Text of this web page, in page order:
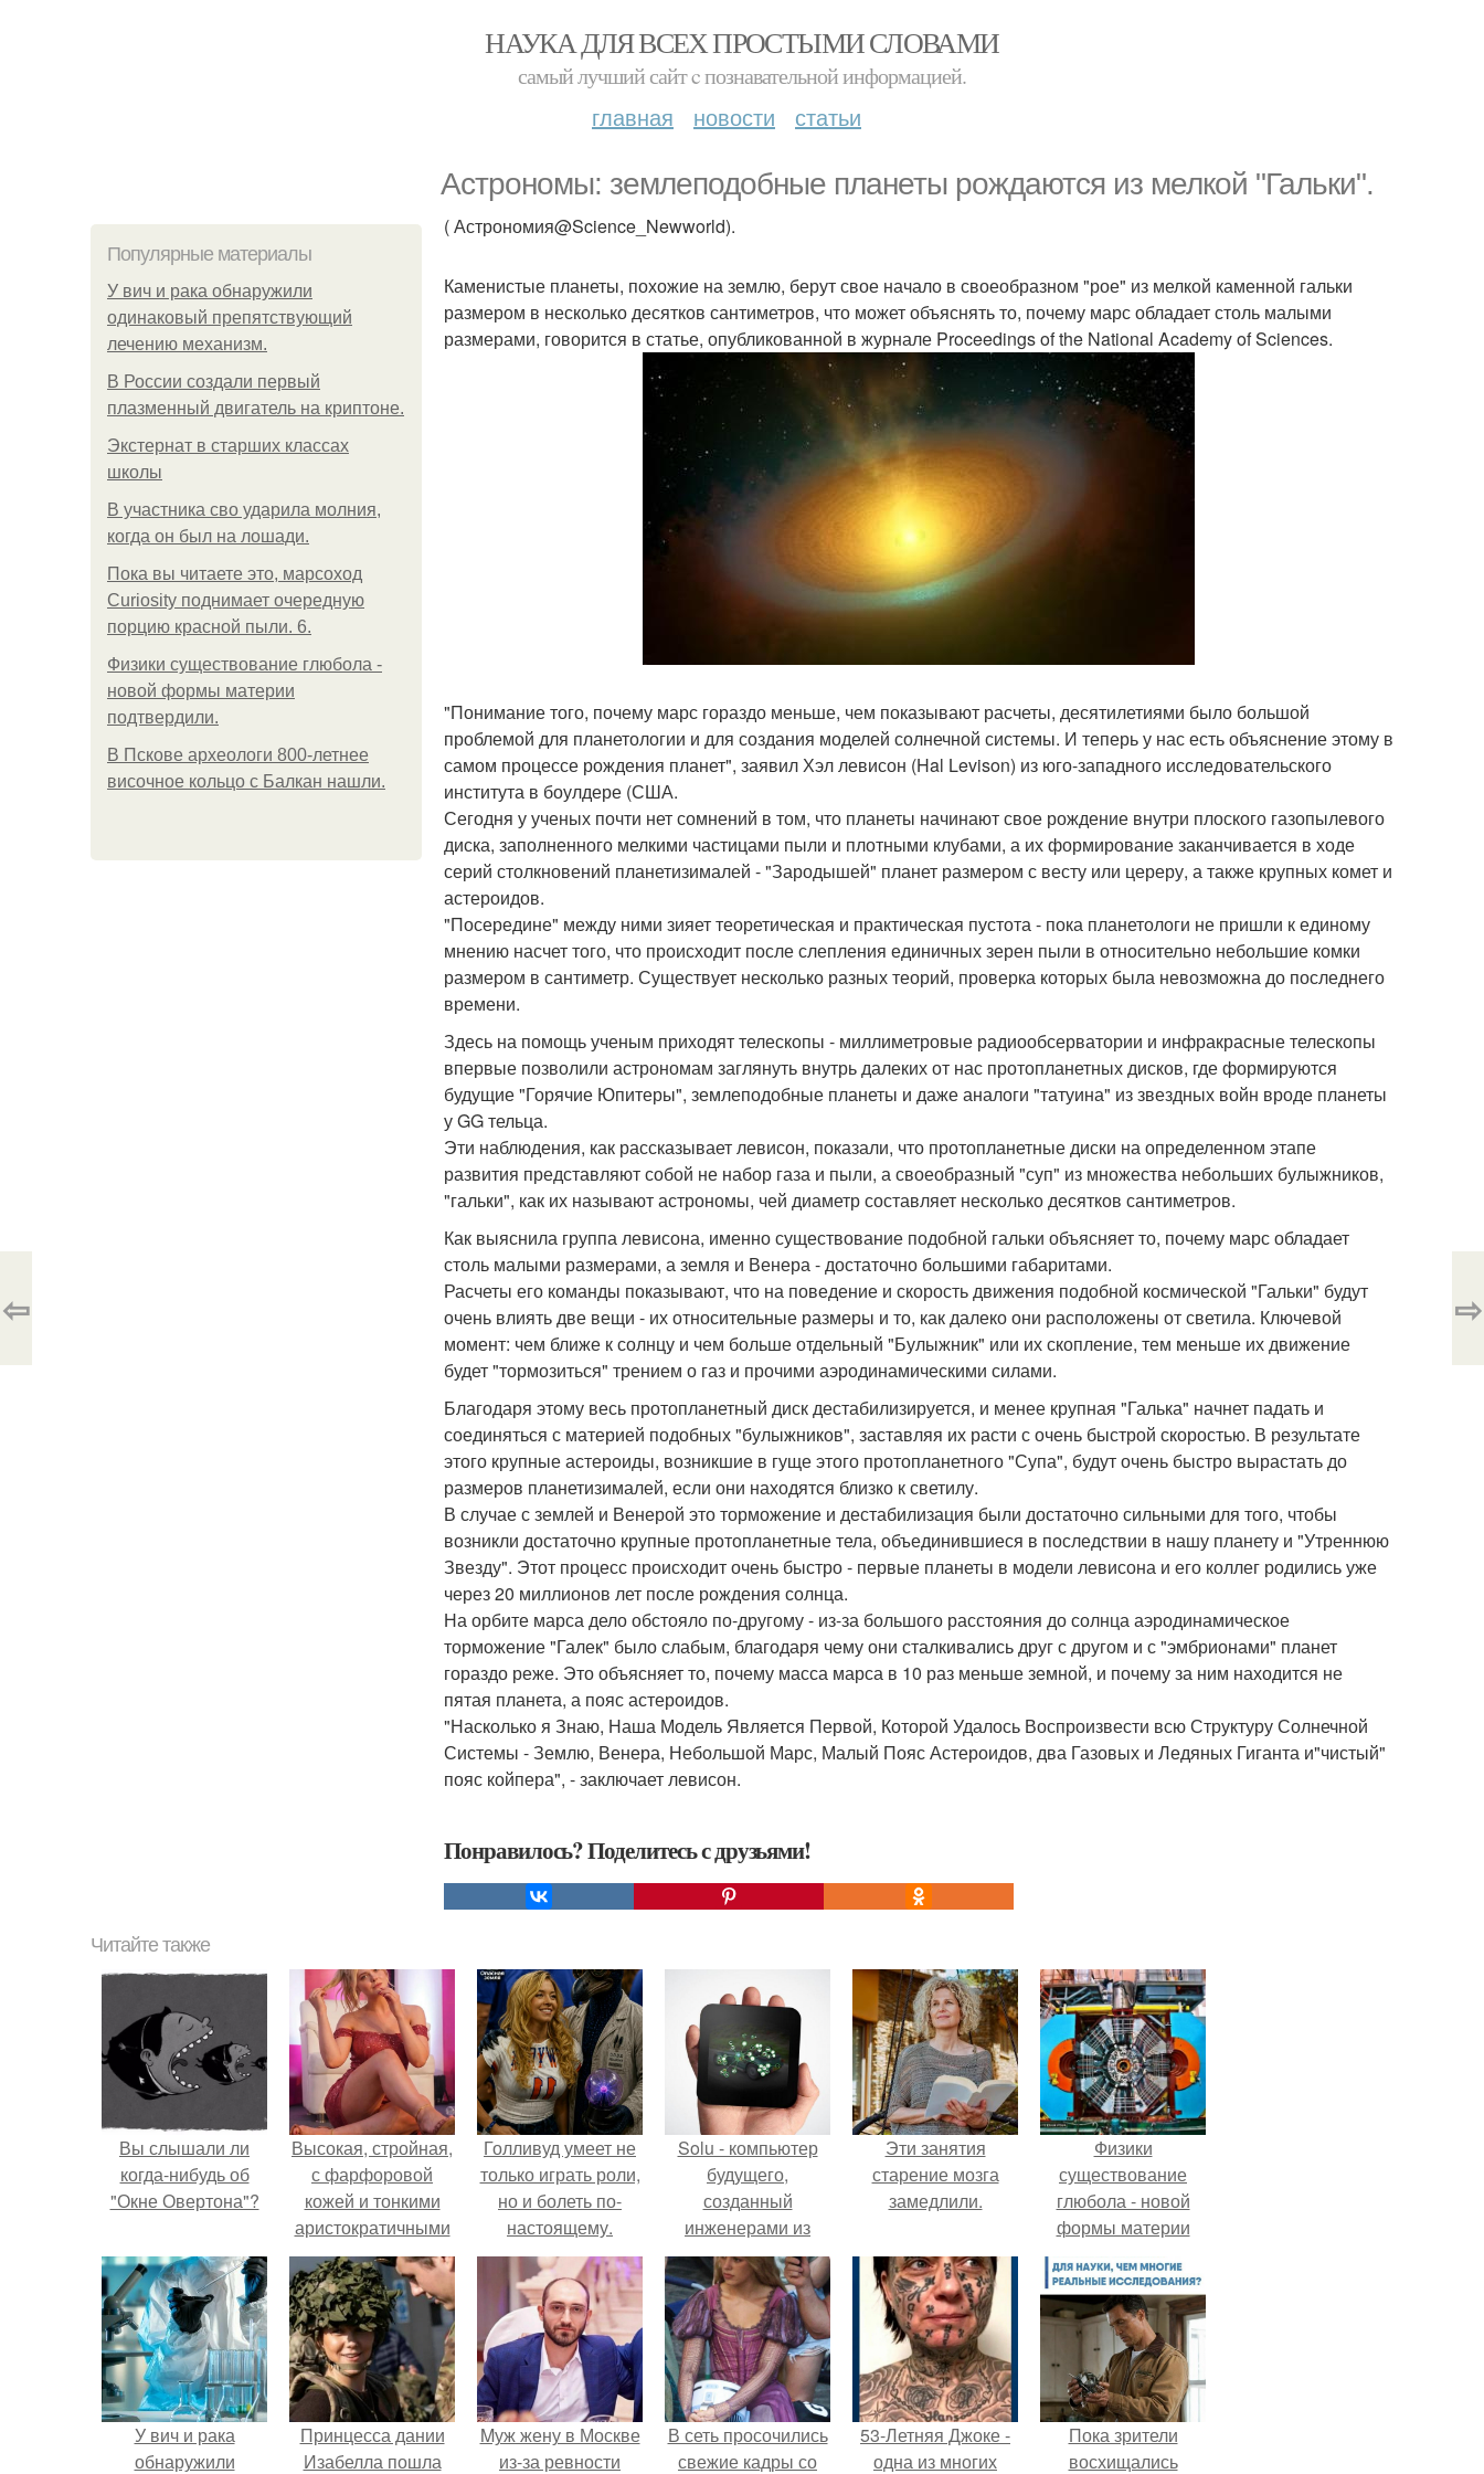
НАУКА ДЛЯ ВСЕХ ПРОСТЫМИ СЛОВАМИ
самый лучший сайт c познавательной информацией.
главная новости статьи
Астрономы: землеподобные планеты рождаются из мелкой "Гальки".
Популярные материалы
У вич и рака обнаружили
одинаковый препятствующий
лечению механизм.
В России создали первый
плазменный двигатель на криптоне.
Экстернат в старших классах
школы
В участника сво ударила молния,
когда он был на лошади.
Пока вы читаете это, марсоход
Curiosity поднимает очередную
порцию красной пыли. 6.
Физики существование глюбола -
новой формы материи
подтвердили.
В Пскове археологи 800-летнее
височное кольцо с Балкан нашли.
( Астрономия@Science_Newworld).
Каменистые планеты, похожие на землю, берут свое начало в своеобразном "рое" из мелкой каменной гальки
размером в несколько десятков сантиметров, что может объяснять то, почему марс обладает столь малыми
размерами, говорится в статье, опубликованной в журнале Proceedings of the National Academy of Sciences.
"Понимание того, почему марс гораздо меньше, чем показывают расчеты, десятилетиями было большой
проблемой для планетологии и для создания моделей солнечной системы. И теперь у нас есть объяснение этому в
самом процессе рождения планет", заявил Хэл левисон (Hal Levison) из юго-западного исследовательского
института в боулдере (США.
Сегодня у ученых почти нет сомнений в том, что планеты начинают свое рождение внутри плоского газопылевого
диска, заполненного мелкими частицами пыли и плотными клубами, а их формирование заканчивается в ходе
серий столкновений планетизималей - "Зародышей" планет размером с весту или цереру, а также крупных комет и
астероидов.
"Посередине" между ними зияет теоретическая и практическая пустота - пока планетологи не пришли к единому
мнению насчет того, что происходит после слепления единичных зерен пыли в относительно небольшие комки
размером в сантиметр. Существует несколько разных теорий, проверка которых была невозможна до последнего
времени.
Здесь на помощь ученым приходят телескопы - миллиметровые радиообсерватории и инфракрасные телескопы
впервые позволили астрономам заглянуть внутрь далеких от нас протопланетных дисков, где формируются
будущие "Горячие Юпитеры", землеподобные планеты и даже аналоги "татуина" из звездных войн вроде планеты
у GG тельца.
Эти наблюдения, как рассказывает левисон, показали, что протопланетные диски на определенном этапе
развития представляют собой не набор газа и пыли, а своеобразный "суп" из множества небольших булыжников,
"гальки", как их называют астрономы, чей диаметр составляет несколько десятков сантиметров.
Как выяснила группа левисона, именно существование подобной гальки объясняет то, почему марс обладает
столь малыми размерами, а земля и Венера - достаточно большими габаритами.
Расчеты его команды показывают, что на поведение и скорость движения подобной космической "Гальки" будут
очень влиять две вещи - их относительные размеры и то, как далеко они расположены от светила. Ключевой
момент: чем ближе к солнцу и чем больше отдельный "Булыжник" или их скопление, тем меньше их движение
будет "тормозиться" трением о газ и прочими аэродинамическими силами.
Благодаря этому весь протопланетный диск дестабилизируется, и менее крупная "Галька" начнет падать и
соединяться с материей подобных "булыжников", заставляя их расти с очень быстрой скоростью. В результате
этого крупные астероиды, возникшие в гуще этого протопланетного "Супа", будут очень быстро вырастать до
размеров планетизималей, если они находятся близко к светилу.
В случае с землей и Венерой это торможение и дестабилизация были достаточно сильными для того, чтобы
возникли достаточно крупные протопланетные тела, объединившиеся в последствии в нашу планету и "Утреннюю
Звезду". Этот процесс происходит очень быстро - первые планеты в модели левисона и его коллег родились уже
через 20 миллионов лет после рождения солнца.
На орбите марса дело обстояло по-другому - из-за большого расстояния до солнца аэродинамическое
торможение "Галек" было слабым, благодаря чему они сталкивались друг с другом и с "эмбрионами" планет
гораздо реже. Это объясняет то, почему масса марса в 10 раз меньше земной, и почему за ним находится не
пятая планета, а пояс астероидов.
"Насколько я Знаю, Наша Модель Является Первой, Которой Удалось Воспроизвести всю Структуру Солнечной
Системы - Землю, Венера, Небольшой Марс, Малый Пояс Астероидов, два Газовых и Ледяных Гиганта и"чистый"
пояс койпера", - заключает левисон.
Понравилось? Поделитесь с друзьями!
⇦ ⇨
Читайте также
Вы слышали ли
когда-нибудь об
"Окне Овертона"?
Высокая, стройная,
с фарфоровой
кожей и тонкими
аристократичными
чертами, эль
выглядит так, будто
сошла с полотна
художника.
Голливуд умеет не
только играть роли,
но и болеть по-
настоящему.
Solu - компьютер
будущего,
созданный
инженерами из
Финляндии.
Эти занятия
старение мозга
замедлили.
Физики
существование
глюбола - новой
формы материи
У вич и рака
обнаружили
Принцесса дании
Изабелла пошла
Mуж жену в Москве
из-за ревности
В сеть просочились
свежие кадры со
53-Летняя Джоке -
одна из многих
Пока зрители
восхищались